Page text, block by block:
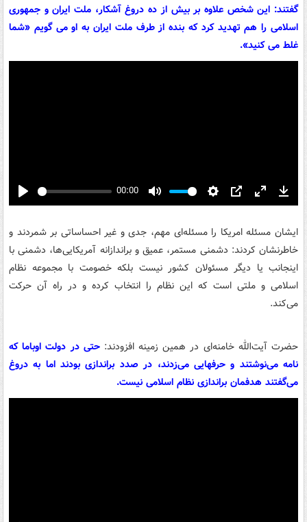
گفتند: این شخص علاوه بر بیش از ده دروغ آشکار، ملت ایران و جمهوری
اسلامی را هم تهدید کرد که بنده از طرف ملت ایران به او می گویم «شما
غلط می کنید».
Play
00:00
Mute Settings
PIP Enter
ایشان مسئله امریکا را مسئله‌ای مهم، جدی و غیر احساساتی بر شمردند و
خاطرنشان کردند: دشمنی مستمر، عمیق و براندازانه آمریکایی‌ها، دشمنی با
اینجانب یا دیگر مسئولان کشور نیست بلکه خصومت با مجموعه نظام
اسلامی و ملتی است که این نظام را انتخاب کرده و در راه آن حرکت
می‌کند.
حضرت آیت‌الله خامنه‌ای در همین زمینه افزودند:حتی در دولت اوباما که
نامه می‌نوشتند و حرفهایی می‌زدند، در صدد براندازی بودند اما به دروغ
می‌گفتند هدفمان براندازی نظام اسلامی نیست.